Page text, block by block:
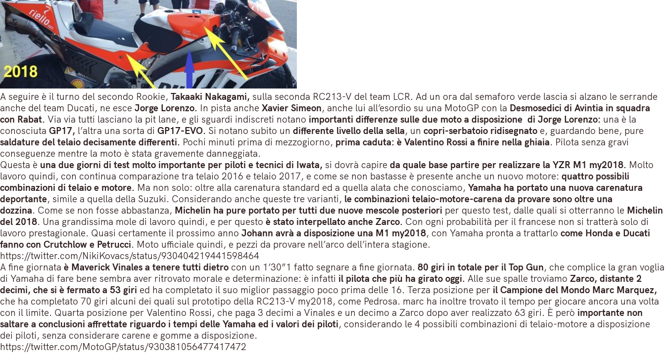
A seguire è il turno del secondo Rookie, Takaaki Nakagami, sulla seconda RC213-V del team LCR. Ad un ora dal semaforo verde lascia si alzano le serrande
anche del team Ducati, ne esce Jorge Lorenzo. In pista anche Xavier Simeon, anche lui all’esordio su una MotoGP con la Desmosedici di Avintia in squadra
con Rabat. Via via tutti lasciano la pit lane, e gli sguardi indiscreti notano importanti differenze sulle due moto a disposizione di Jorge Lorenzo: una è la
conosciuta GP17, l’altra una sorta di GP17-EVO. Si notano subito un differente livello della sella, un copri-serbatoio ridisegnato e, guardando bene, pure
saldature del telaio decisamente differenti. Pochi minuti prima di mezzogiorno, prima caduta: è Valentino Rossi a finire nella ghiaia. Pilota senza gravi
conseguenze mentre la moto è stata gravemente danneggiata.
Questa è una due giorni di test molto importante per piloti e tecnici di Iwata, si dovrà capire da quale base partire per realizzare la YZR M1 my2018. Molto
lavoro quindi, con continua comparazione tra telaio 2016 e telaio 2017, e come se non bastasse è presente anche un nuovo motore: quattro possibili
combinazioni di telaio e motore. Ma non solo: oltre alla carenatura standard ed a quella alata che conosciamo, Yamaha ha portato una nuova carenatura
deportante, simile a quella della Suzuki. Considerando anche queste tre varianti, le combinazioni telaio-motore-carena da provare sono oltre una
dozzina. Come se non fosse abbastanza, Michelin ha pure portato per tutti due nuove mescole posteriori per questo test, dalle quali si otterranno le Michelin
del 2018. Una grandissima mole di lavoro quindi, e per questo è stato interpellato anche Zarco. Con ogni probabilità per il francese non si tratterà solo di
lavoro prestagionale. Quasi certamente il prossimo anno Johann avrà a disposizione una M1 my2018, con Yamaha pronta a trattarlo come Honda e Ducati
fanno con Crutchlow e Petrucci. Moto ufficiale quindi, e pezzi da provare nell’arco dell’intera stagione.
https://twitter.com/NikiKovacs/status/930404219441598464
A fine giornata è Maverick Vinales a tenere tutti dietro con un 1’30”1 fatto segnare a fine giornata. 80 giri in totale per il Top Gun, che complice la gran voglia
di Yamaha di fare bene sembra aver ritrovato morale e determinazione: è infatti il pilota che più ha girato oggi. Alle sue spalle troviamo Zarco, distante 2
decimi, che si è fermato a 53 giri ed ha completato il suo miglior passaggio poco prima delle 16. Terza posizione per il Campione del Mondo Marc Marquez,
che ha completato 70 giri alcuni dei quali sul prototipo della RC213-V my2018, come Pedrosa. marc ha inoltre trovato il tempo per giocare ancora una volta
con il limite. Quarta posizione per Valentino Rossi, che paga 3 decimi a Vinales e un decimo a Zarco dopo aver realizzato 63 giri. È però importante non
saltare a conclusioni affrettate riguardo i tempi delle Yamaha ed i valori dei piloti, considerando le 4 possibili combinazioni di telaio-motore a disposizione
dei piloti, senza considerare carene e gomme a disposizione.
https://twitter.com/MotoGP/status/930381056477417472